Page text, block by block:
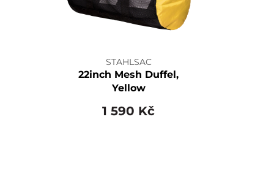
STAHLSAC
22inch Mesh Duffel,
Yellow
1 590 Kč